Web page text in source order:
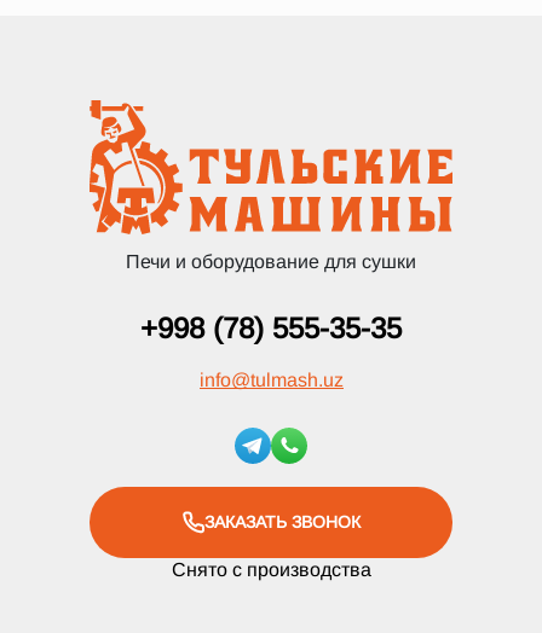
Печи и оборудование для сушки
+998 (78) 555-35-35
info@tulmash.uz
ЗАКАЗАТЬ ЗВОНОК
Снято с производства